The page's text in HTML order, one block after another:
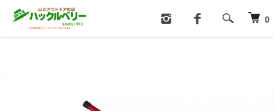
0
ホーム テント・タープ